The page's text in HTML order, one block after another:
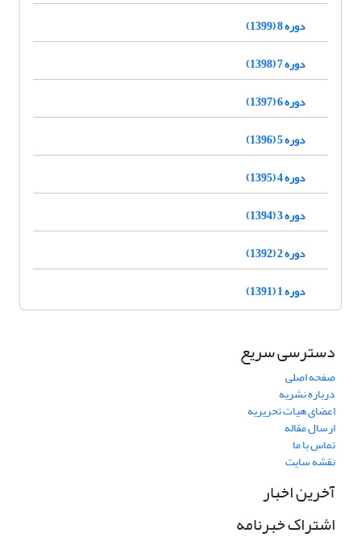
دوره 8 (1399)
دوره 7 (1398)
دوره 6 (1397)
دوره 5 (1396)
دوره 4 (1395)
دوره 3 (1394)
دوره 2 (1392)
دوره 1 (1391)
دسترسی سریع
صفحه اصلی
درباره نشریه
اعضای هیات تحریریه
ارسال مقاله
تماس با ما
نقشه سایت
آخرین اخبار
اشتراک خبرنامه